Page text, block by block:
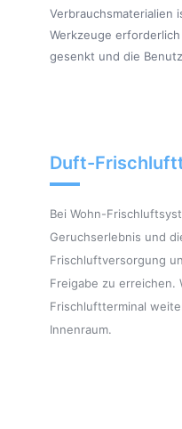
Verbrauchsmaterialien
Werkzeuge
gesenkt und die
Duft-
Bei Wohn-
Geruchserlebnis und
Frischluftversorgung
Freigabe zu
Frischluftterminal
Innenraum.